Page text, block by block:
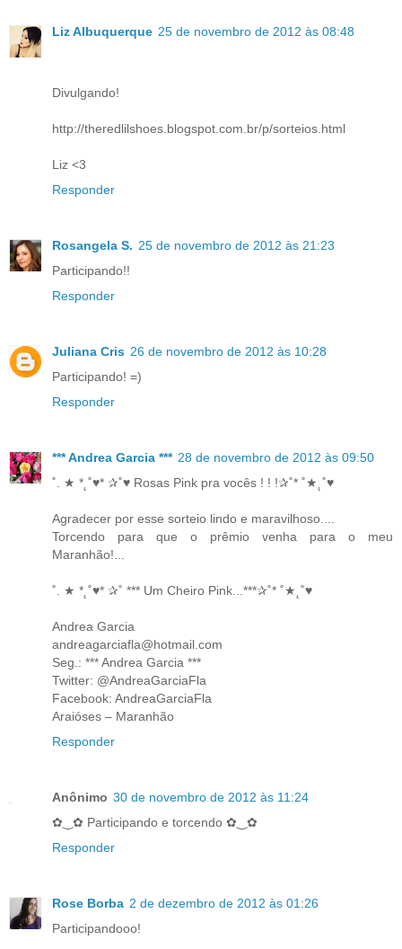
Liz Albuquerque 25 de novembro de 2012 às 08:48
Divulgando!
http://theredlilshoes.blogspot.com.br/p/sorteios.html
Liz <3
Responder
Rosangela S. 25 de novembro de 2012 às 21:23
Participando!!
Responder
Juliana Cris 26 de novembro de 2012 às 10:28
Participando! =)
Responder
*** Andrea Garcia *** 28 de novembro de 2012 às 09:50
˚. ★ *˛˚♥* ✰˚♥ Rosas Pink pra vocês ! ! !✰˚* ˚★˛˚♥
Agradecer por esse sorteio lindo e maravilhoso....
Torcendo para que o prêmio venha para o meu
Maranhão!...
˚. ★ *˛˚♥* ✰˚ *** Um Cheiro Pink...***✰˚* ˚★˛˚♥
Andrea Garcia
andreagarciafla@hotmail.com
Seg.: *** Andrea Garcia ***
Twitter: @AndreaGarciaFla
Facebook: AndreaGarciaFla
Araióses – Maranhão
Responder
Anônimo 30 de novembro de 2012 às 11:24
✿‿✿ Participando e torcendo ✿‿✿
Responder
Rose Borba 2 de dezembro de 2012 às 01:26
Participandooo!